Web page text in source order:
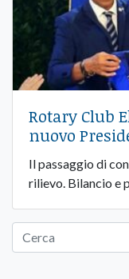
Rotary Club
nuovo
Il passaggio di
rilievo. Bilancio e